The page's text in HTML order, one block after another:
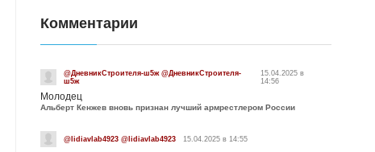
Комментарии
@ДневникСтроителя-ш5ж @ДневникСтроителя-
ш5ж
15.04.2025 в
14:56
Молодец
Альберт Кенжев вновь признан лучший армрестлером России
@lidiavlab4923 @lidiavlab4923 15.04.2025 в 14:55